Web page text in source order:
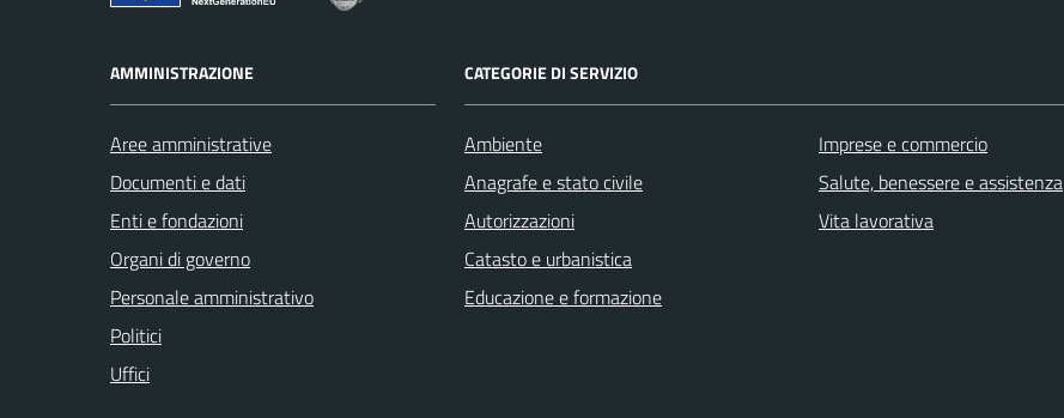
AMMINISTRAZIONE
Aree amministrative
Documenti e dati
Enti e fondazioni
Organi di governo
Personale amministrativo
Politici
Uffici
CATEGORIE DI SERVIZIO
Ambiente
Anagrafe e stato civile
Autorizzazioni
Catasto e urbanistica
Educazione e formazione
Imprese e commercio
Salute, benessere e assistenza
Vita lavorativa